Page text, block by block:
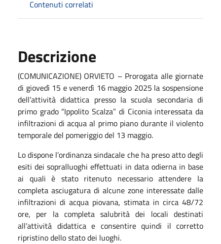
Contenuti correlati
Descrizione
(COMUNICAZIONE) ORVIETO – Prorogata alle giornate
di giovedì 15 e venerdì 16 maggio 2025 la sospensione
dell’attività didattica presso la scuola secondaria di
primo grado “Ippolito Scalza” di Ciconia interessata da
infiltrazioni di acqua al primo piano durante il violento
temporale del pomeriggio del 13 maggio.
Lo dispone l’ordinanza sindacale che ha preso atto degli
esiti dei sopralluoghi effettuati in data odierna in base
ai quali è stato ritenuto necessario attendere la
completa asciugatura di alcune zone interessate dalle
infiltrazioni di acqua piovana, stimata in circa 48/72
ore, per la completa salubrità dei locali destinati
all’attività didattica e consentire quindi il corretto
ripristino dello stato dei luoghi.